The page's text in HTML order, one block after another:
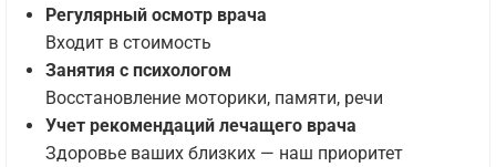
Регулярный осмотр врача
Входит в стоимость
Занятия с психологом
Восстановление моторики, памяти, речи
Учет рекомендаций лечащего врача
Здоровье ваших близких — наш приоритет